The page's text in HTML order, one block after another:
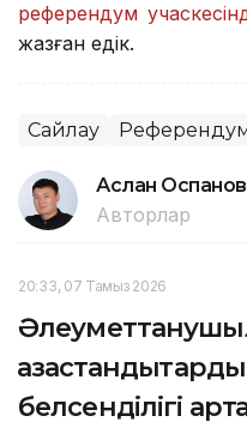
референдум
жазған едік.
Сайлау
Аслан Оспанов
Авторлар
20:33, 07 Тамыз 2026
белсенділігі